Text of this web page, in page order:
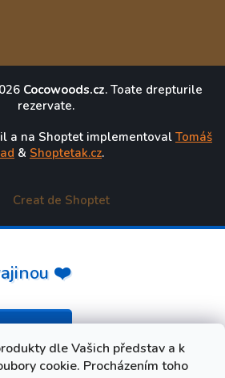
dle Vašich představ a k
cookie. Procházením toho
Cocowoods.cz. Toate drepturile
rezervate.
a na Shoptet implementoval Tomáš
& Shoptetak.cz.
Creat de Shoptet
❤️